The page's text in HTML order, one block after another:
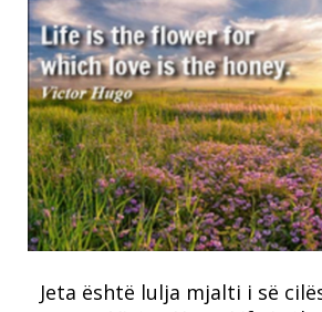
Jeta është lulja mjalti i së